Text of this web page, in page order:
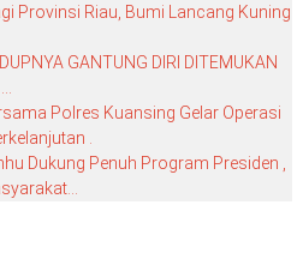
Provinsi Riau, Bumi Lancang Kuning
GANTUNG DIRI DITEMUKAN
Polres Kuansing Gelar Operasi
.
Dukung Penuh Program Presiden ,